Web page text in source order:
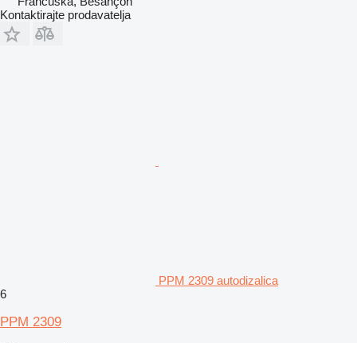
Kontaktirajte prodavatelja
PPM 2309 autodizalica
6
PPM 2309